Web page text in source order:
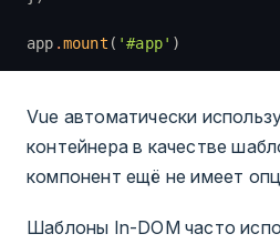
app .mount ( '#app' )
Vue автоматически
контейнера в качестве
компонент ещё не имеет
Шаблоны In-DOM часто